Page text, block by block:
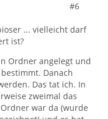
#6
... vielleicht darf
ist?
Ordner angelegt und
Danach
Das tat ich. In
zweimal das
war da (wurde